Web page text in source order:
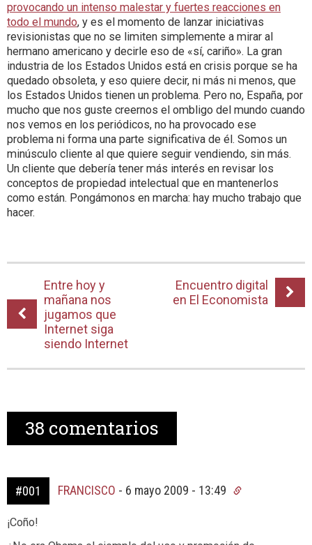
provocando un intenso malestar y fuertes reacciones en
todo el mundo, y es el momento de lanzar iniciativas
revisionistas que no se limiten simplemente a mirar al
hermano americano y decirle eso de «sí, cariño». La gran
industria de los Estados Unidos está en crisis porque se ha
quedado obsoleta, y eso quiere decir, ni más ni menos, que
los Estados Unidos tienen un problema. Pero no, España, por
mucho que nos guste creernos el ombligo del mundo cuando
nos vemos en los periódicos, no ha provocado ese
problema ni forma una parte significativa de él. Somos un
minúsculo cliente al que quiere seguir vendiendo, sin más.
Un cliente que debería tener más interés en revisar los
conceptos de propiedad intelectual que en mantenerlos
como están. Pongámonos en marcha: hay mucho trabajo que
hacer.
Entre hoy y
mañana nos
jugamos que
Internet siga
siendo Internet
Encuentro digital
en El Economista
38 comentarios
#001 FRANCISCO - 6 mayo 2009 - 13:49
¡Coño!